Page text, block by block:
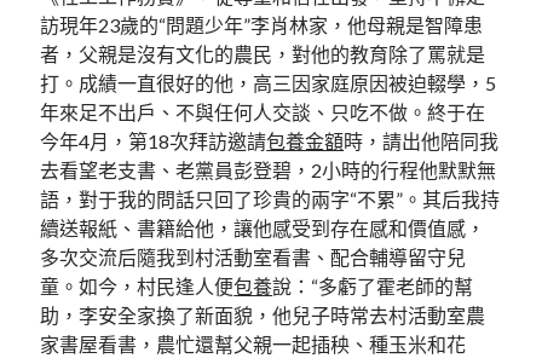
訪現年23歲的“問題少年”李肖林家，他母親是智障患
者，父親是沒有文化的農民，對他的教育除了罵就是
打。成績一直很好的他，高三因家庭原因被迫輟學，5
年來足不出戶、不與任何人交談、只吃不做。終于在
今年4月，第18次拜訪邀請包養金額時，請出他陪同我
去看望老支書、老黨員彭登碧，2小時的行程他默默無
語，對于我的問話只回了珍貴的兩字“不累”。其后我持
續送報紙、書籍給他，讓他感受到存在感和價值感，
多次交流后隨我到村活動室看書、配合輔導留守兒
童。如今，村民逢人便包養說：“多虧了霍老師的幫
助，李安全家換了新面貌，他兒子時常去村活動室農
家書屋看書，農忙還幫父親一起插秧、種玉米和花